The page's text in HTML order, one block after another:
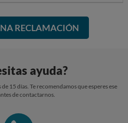
RECLAMACIÓN
ayuda?
15 días. Te recomendamos que esperes ese
de contactarnos.